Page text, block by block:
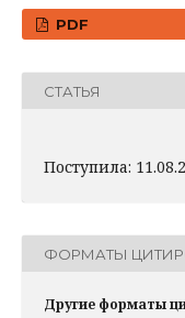
PDF
СТАТЬЯ
Поступила:
ФОРМАТЫ
Другие форматы